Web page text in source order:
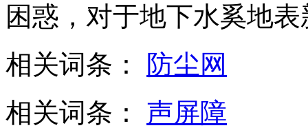
困惑，对于地下水奚地
相关词条：
防尘网
相关词条： 声屏障